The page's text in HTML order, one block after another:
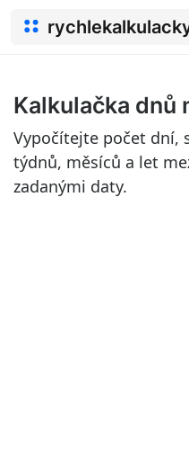
Kalkulačka dnů
Vypočítejte počet dní,
týdnů, měsíců a let
zadanými daty.